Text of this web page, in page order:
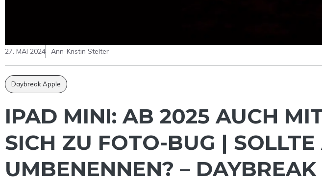
27. MAI 2024 Ann-Kristin Stelter
Daybreak Apple
IPAD MINI: AB 2025 AUCH MIT
ICH ZU FOTO-BUG | SOLLTE
MBENENNEN? – DAYBREAK